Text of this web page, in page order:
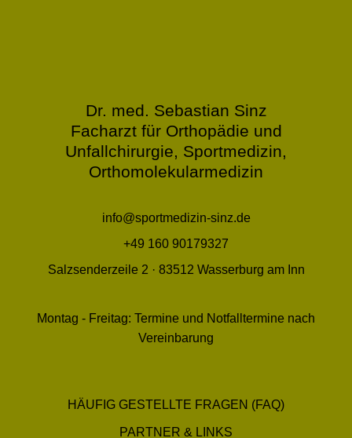
Dr. med. Sebastian Sinz
Facharzt für Orthopädie und
Unfallchirurgie, Sportmedizin,
Orthomolekularmedizin
info@sportmedizin-sinz.de
+49 160 90179327
Salzsenderzeile 2 · 83512 Wasserburg am Inn
Montag - Freitag: Termine und Notfalltermine nach
Vereinbarung
HÄUFIG GESTELLTE FRAGEN (FAQ)
PARTNER & LINKS